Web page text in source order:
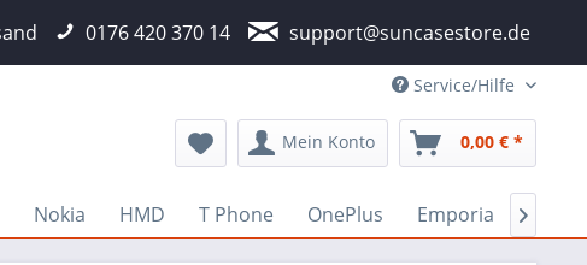
0176 420 370 14 support@suncasestore.de
Service/Hilfe
Mein Konto 0,00 € *
Nokia HMD T Phone OnePlus Emporia 